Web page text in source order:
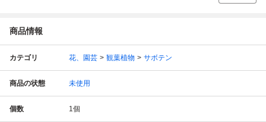
商品情報
カテゴリ 花、園芸 観葉植物 サボテン
商品の状態 未使用
個数 1個